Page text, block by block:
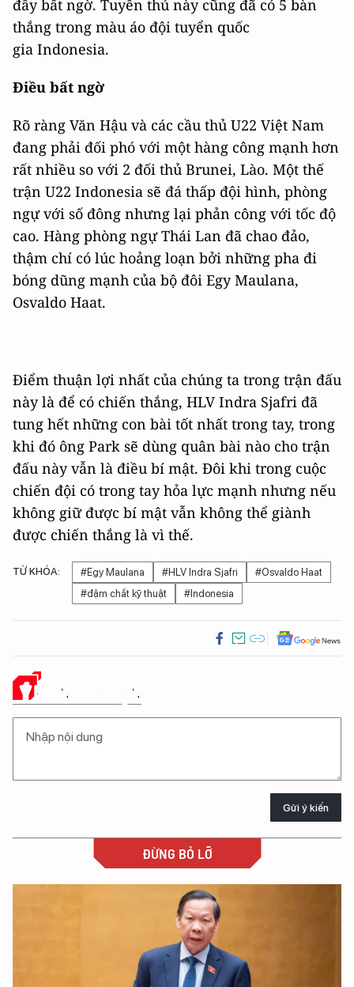
đầy bất ngờ. Tuyển thủ này cũng đã có 5 bàn
thắng trong màu áo đội tuyển quốc
gia Indonesia.
Điều bất ngờ
Rõ ràng Văn Hậu và các cầu thủ U22 Việt Nam
đang phải đối phó với một hàng công mạnh hơn
rất nhiều so với 2 đối thủ Brunei, Lào. Một thế
trận U22 Indonesia sẽ đá thấp đội hình, phòng
ngự với số đông nhưng lại phản công với tốc độ
cao. Hàng phòng ngự Thái Lan đã chao đảo,
thậm chí có lúc hoảng loạn bởi những pha đi
bóng dũng mạnh của bộ đôi Egy Maulana,
Osvaldo Haat.
Điểm thuận lợi nhất của chúng ta trong trận đấu
này là để có chiến thắng, HLV Indra Sjafri đã
tung hết những con bài tốt nhất trong tay, trong
khi đó ông Park sẽ dùng quân bài nào cho trận
đấu này vẫn là điều bí mật. Đôi khi trong cuộc
chiến đội có trong tay hỏa lực mạnh nhưng nếu
không giữ được bí mật vẫn không thể giành
được chiến thắng là vì thế.
TỪ KHÓA: #Egy Maulana #HLV Indra Sjafri
#Osvaldo Haat
#đậm chất kỹ thuật
#Indonesia
Ý KIẾN CỦA BẠN
Gửi ý kiến
ĐỪNG BỎ LỠ